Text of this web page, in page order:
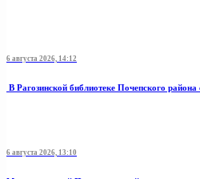
6 августа 2026, 14:12
В Рагозинской библиотеке Почепского района
6 августа 2026, 13:10